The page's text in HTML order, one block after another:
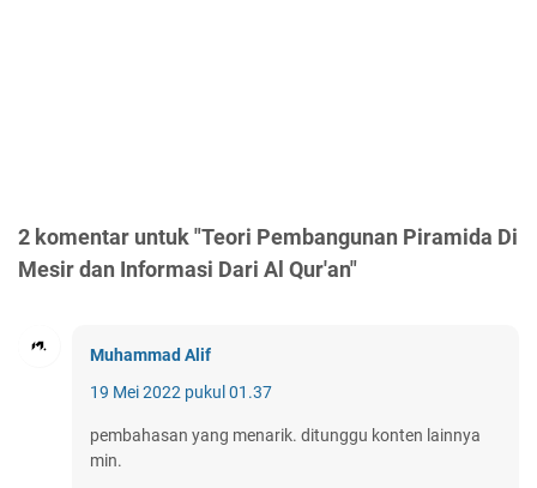
2 komentar untuk "Teori Pembangunan Piramida Di
Mesir dan Informasi Dari Al Qur'an"
Muhammad Alif
19 Mei 2022 pukul 01.37
pembahasan yang menarik. ditunggu konten lainnya
min.